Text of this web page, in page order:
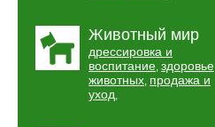
Животный мир
дрессировка и
воспитание, здоровье
животных, продажа и
уход,